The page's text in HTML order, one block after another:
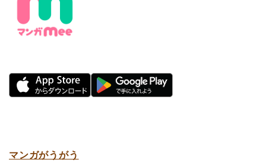
マンガがうがう